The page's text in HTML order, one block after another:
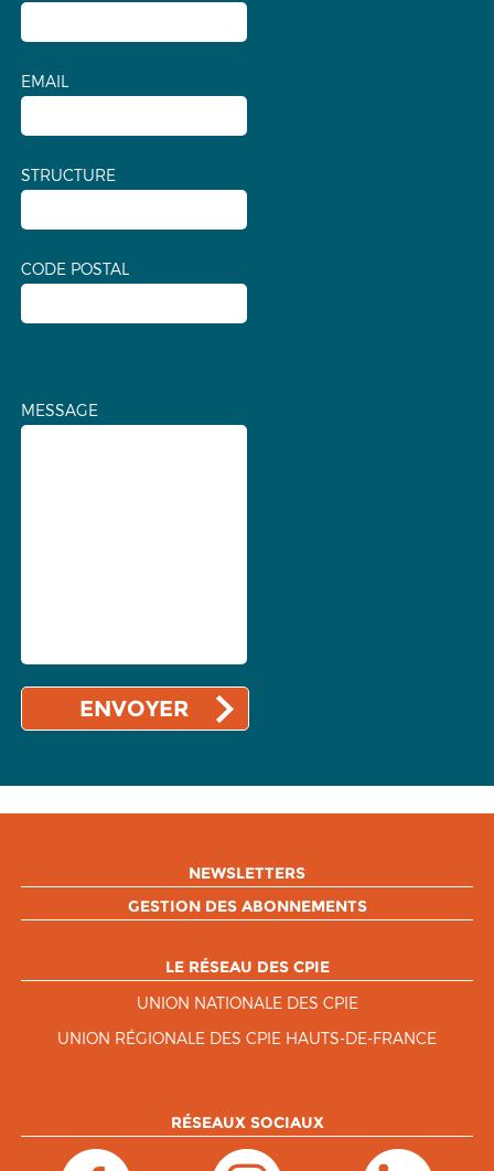
EMAIL
STRUCTURE
CODE POSTAL
MESSAGE
NEWSLETTERS
GESTION DES ABONNEMENTS
LE RÉSEAU DES CPIE
UNION NATIONALE DES CPIE
UNION RÉGIONALE DES CPIE HAUTS-DE-FRANCE
RÉSEAUX SOCIAUX